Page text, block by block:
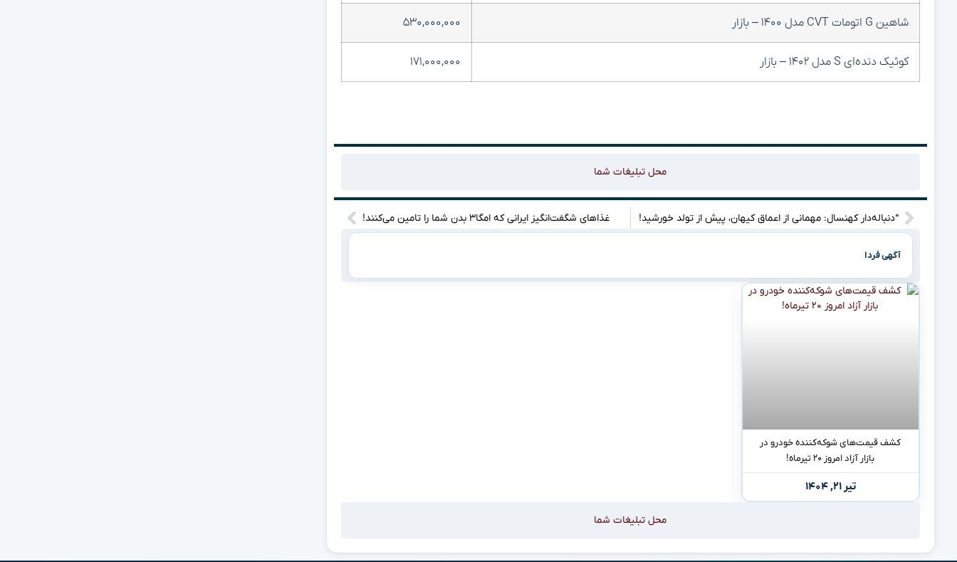
شاهین G اتومات CVT مدل ۱۴۰۰ – بازار ۵۳۰,۰۰۰,۰۰۰
کوئیک دنده‌ای S مدل ۱۴۰۲ – بازار ۱۷۱,۰۰۰,۰۰۰
محل تبلیغات شما
“دنباله‌دار کهنسال: مهمانی از اعماق کیهان، پیش از تولد خورشید! غذاهای شگفت‌انگیز ایرانی که امگا۳ بدن شما را تامین می‌کنند!
آگهی فردا
کشف قیمت‌های شوکه‌کننده خودرو در
بازار آزاد امروز ۲۰ تیرماه!
تیر ۲۱, ۱۴۰۴
محل تبلیغات شما